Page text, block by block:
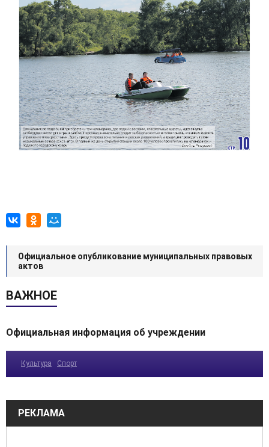
Официальное опубликование муниципальных правовых
актов
ВАЖНОЕ
Официальная информация об учреждении
Культура Спорт
РЕКЛАМА